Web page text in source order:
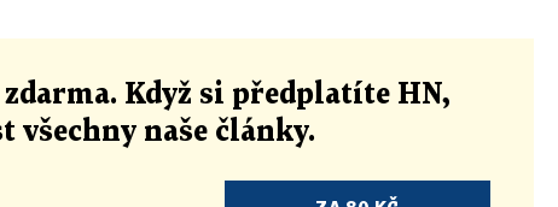
zdarma. Když si předplatíte HN,
všechny naše články.